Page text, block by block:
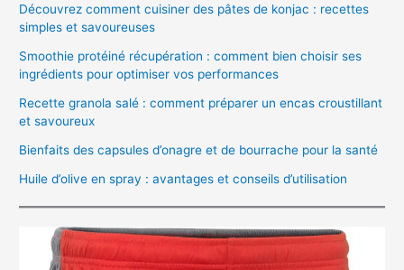
Découvrez comment cuisiner des pâtes de konjac : recettes
simples et savoureuses
Smoothie protéiné récupération : comment bien choisir ses
ingrédients pour optimiser vos performances
Recette granola salé : comment préparer un encas croustillant
et savoureux
Bienfaits des capsules d’onagre et de bourrache pour la santé
Huile d’olive en spray : avantages et conseils d’utilisation